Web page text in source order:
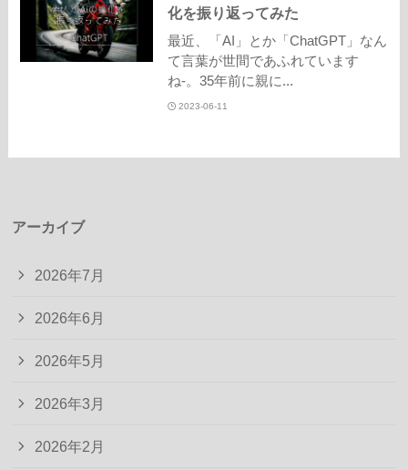
化を振り返ってみた
最近、「AI」とか「ChatGPT」なん
て言葉が世間であふれています
ね-。35年前に親に...
2023-06-11
アーカイブ
2026年7月
2026年6月
2026年5月
2026年3月
2026年2月